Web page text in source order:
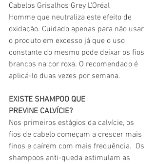
Cabelos Grisalhos Grey L'Oréal
Homme que neutraliza este efeito de
oxidação. Cuidado apenas para não usar
o produto em excesso já que o uso
constante do mesmo pode deixar os fios
brancos na cor roxa. O recomendado é
aplicá-lo duas vezes por semana.
EXISTE SHAMPOO QUE
PREVINE CALVÍCIE?
Nos primeiros estágios da calvície, os
fios de cabelo começam a crescer mais
finos e caírem com mais frequência.  Os
shampoos anti-queda estimulam as